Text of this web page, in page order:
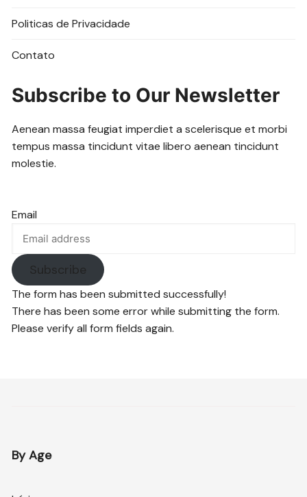
Politicas de Privacidade
Contato
Subscribe to Our Newsletter
Aenean massa feugiat imperdiet a scelerisque et morbi
tempus massa tincidunt vitae libero aenean tincidunt
molestie.
Email
Subscribe
The form has been submitted successfully!
There has been some error while submitting the form.
Please verify all form fields again.
By Age